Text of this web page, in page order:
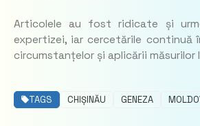
Articolele au fost ridicate și
expertizei, iar cercetările continuă
circumstanțelor și aplicării măsurilor
TAGS CHIȘINĂU GENEZA